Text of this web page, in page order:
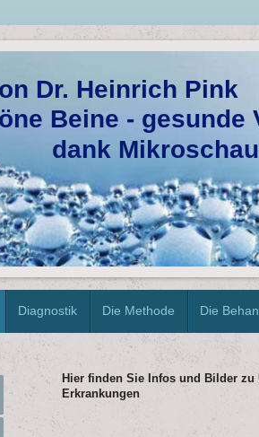
Dr. Heinrich Pink
Beine - gesunde
Diagnostik Die Methode Die
Hier finden Sie Infos und Bilder zu
Erkrankungen